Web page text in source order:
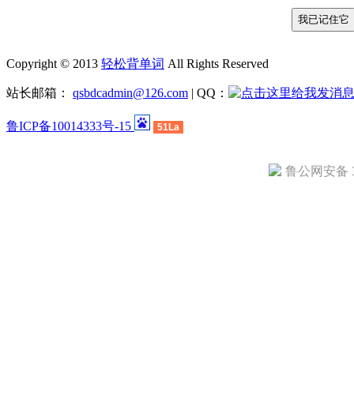
Copyright © 2013 轻松背单词 All Rights Reserved
站长邮箱： qsbdcadmin@126.com | QQ：
鲁ICP备10014333号-15 51La
鲁公网安备